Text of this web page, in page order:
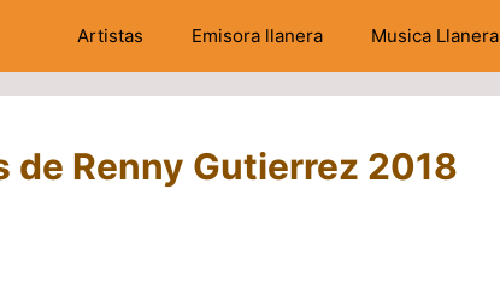
Artistas Emisora llanera Musica Llanera
de Renny Gutierrez 2018